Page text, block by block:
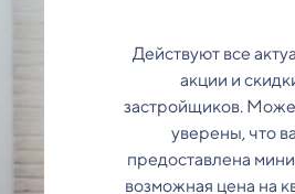
Действуют все
акции и
застройщиков.
уверены, что
предоставлена
возможная цена на